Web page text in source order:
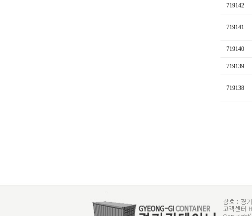
719142
719141
719140
719139
719138